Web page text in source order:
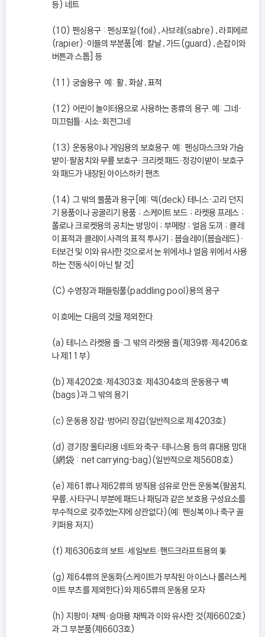
등) 네트
(10) 펜싱용구 : 펜싱포일(foil)․사브레(sabre)․라피에르
(rapier)ㆍ이들의 부분품[예: 칼날․가드(guard)․손잡이와
버튼과 스톱] 등
(11) 궁술용구. 예: 활․화살․표적
(12) 어린이 놀이터용으로 사용하는 종류의 용구. 예: 그네ㆍ
미끄럼틀ㆍ시소ㆍ회전그네
(13) 운동용이나 게임용의 보호용구. 예: 펜싱마스크와 가슴
받이ㆍ팔꿈치와 무릎 보호구ㆍ크리켓 패드ㆍ정강이받이ㆍ보호구
와 패드가 내장된 아이스하키 팬츠
(14) 그 밖의 물품과 용구[예: 덱(deck) 테니스ㆍ고리 던지
기 용품이나 공굴리기 용품 ; 스케이트 보드 ; 라켓용 프레스 ;
폴로나 크로켓용의 공치는 방망이 ; 부메랑 ; 얼음 도끼 ; 클레
이 표적과 클레이 사격의 표적 투사기 ; 봅슬레이(봅슬레드)ㆍ
터보건 및 이와 유사한 것으로서 눈 위에서나 얼음 위에서 사용
하는 전동식이 아닌 탈 것]
(C) 수영장과 패들링풀(paddling pool)용의 용구
이 호에는 다음의 것을 제외한다.
(a) 테니스 라켓용 줄ㆍ그 밖의 라켓용 줄(제39류ㆍ제4206호
나 제11부)
(b) 제4202호ㆍ제4303호ㆍ제4304호의 운동용구 백
(bags)과 그 밖의 용기
(c) 운동용 장갑ㆍ벙어리 장갑(일반적으로 제4203호)
(d) 경기장 울타리용 네트와 축구ㆍ테니스용 등의 휴대용 망대
(網袋 : net carrying-bag)(일반적으로 제5608호)
(e) 제61류나 제62류의 방직용 섬유로 만든 운동복(팔꿈치,
무릎, 사타구니 부분에 패드나 패딩과 같은 보호용 구성요소를
부수적으로 갖추었는지에 상관없다)(예: 펜싱복이나 축구 골
키퍼용 저지)
(f) 제6306호의 보트ㆍ세일보트ㆍ핸드크라프트용의 돛
(g) 제64류의 운동화(스케이트가 부착된 아이스나 롤러스케
이트 부츠를 제외한다)와 제65류의 운동용 모자
(h) 지팡이ㆍ채찍ㆍ승마용 채찍과 이와 유사한 것(제6602호)
과 그 부분품(제6603호)